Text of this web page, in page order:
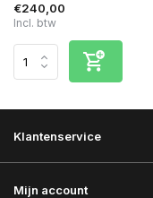
€240,00
Incl. btw
Klantenservice
Mijn account